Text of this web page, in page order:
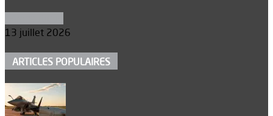
13 juillet 2026
ARTICLES POPULAIRES